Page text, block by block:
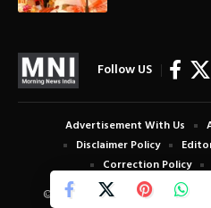
Follow US
© Copyright 2024 Morning
Advertisement With Us
Disclaimer Policy
Correction Policy